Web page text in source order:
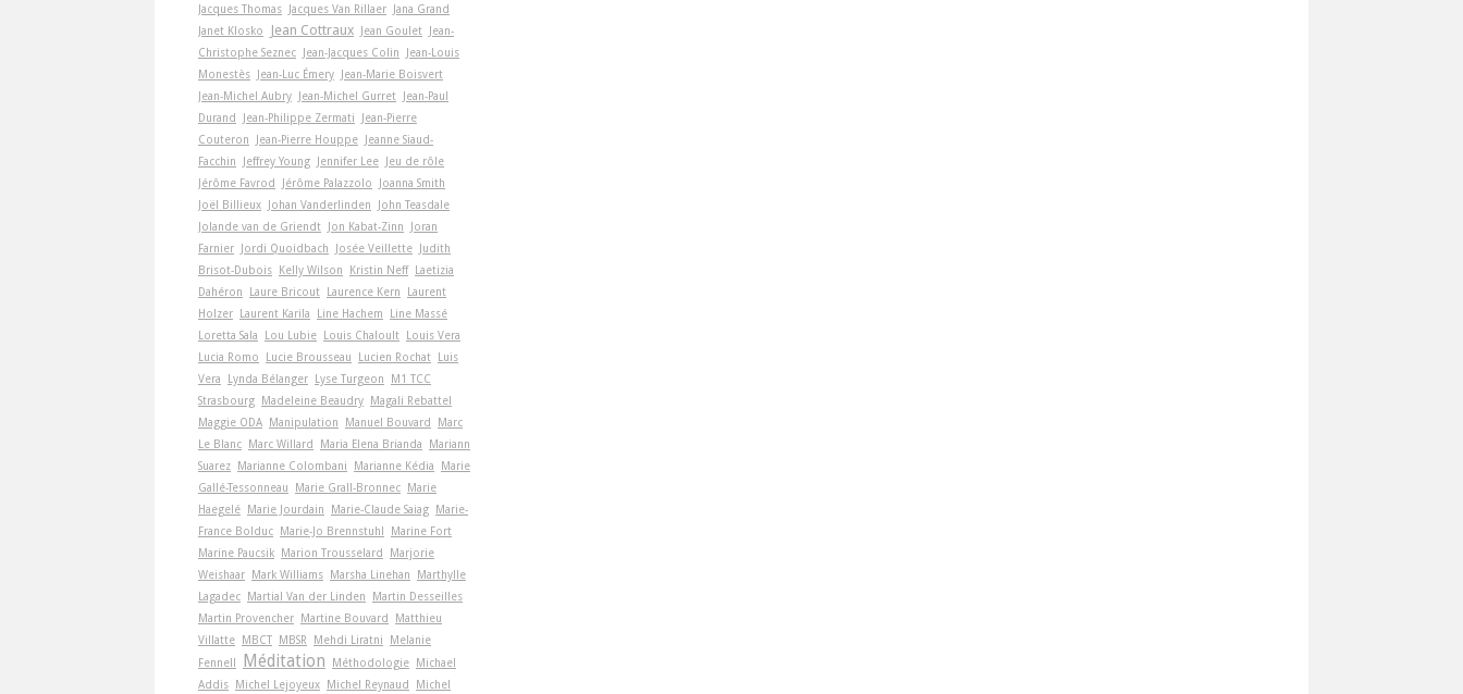
Jacques Thomas Jacques Van Rillaer Jana Grand
Janet Klosko
Jean Cottraux Jean Goulet Jean-
Christophe Seznec Jean-Jacques Colin
Jean-Louis
Monestès Jean-Luc Émery Jean-Marie Boisvert
Jean-Michel Aubry Jean-Michel Gurret Jean-Paul
Durand
Jean-Philippe Zermati
Jean-Pierre
Couteron
Jean-Pierre Houppe Jeanne Siaud-
Facchin
Jeffrey Young Jennifer Lee Jeu de rôle
Jérôme Favrod
Jérôme Palazzolo
Joanna Smith
Joël Billieux Johan Vanderlinden
John Teasdale
Jolande van de Griendt Jon Kabat-Zinn
Joran
Farnier Jordi Quoidbach Josée Veillette Judith
Brisot-Dubois Kelly Wilson Kristin Neff Laetizia
Dahéron
Laure Bricout Laurence Kern
Laurent
Holzer Laurent Karila Line Hachem
Line Massé
Loretta Sala
Lou Lubie Louis Chaloult Louis Vera
Lucia Romo
Lucie Brousseau Lucien Rochat Luis
Vera
Lynda Bélanger Lyse Turgeon
M1 TCC
Strasbourg Madeleine Beaudry Magali Rebattel
Maggie ODA Manipulation Manuel Bouvard
Marc
Le Blanc Marc Willard Maria Elena Brianda
Mariann
Suarez Marianne Colombani Marianne Kédia
Marie
Gallé-Tessonneau
Marie Grall-Bronnec Marie
Haegelé Marie Jourdain Marie-Claude Saiag Marie-
France Bolduc Marie-Jo Brennstuhl
Marine Fort
Marine Paucsik Marion Trousselard
Marjorie
Weishaar Mark Williams Marsha Linehan
Marthylle
Lagadec Martial Van der Linden
Martin Desseilles
Martin Provencher Martine Bouvard
Matthieu
Villatte MBCT MBSR Mehdi Liratni
Melanie
Fennell
Méditation Méthodologie Michael
Addis Michel Lejoyeux Michel Reynaud
Michel